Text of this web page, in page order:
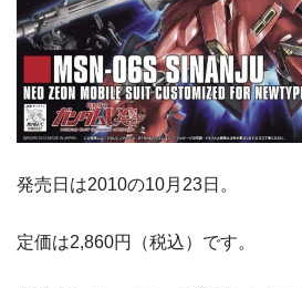
発売日は2010の10月23日。
定価は2,860円（税込）です。